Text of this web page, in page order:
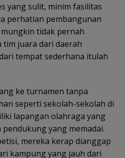
yang sulit, minim fasilitas
perhatian pembangunan
tidak pernah
tim juara dari daerah
tempat sederhana itulah
ke turnamen tanpa
seperti sekolah-sekolah di
lapangan olahraga yang
yang memadai.
mereka kerap dianggap
kampung yang jauh dari